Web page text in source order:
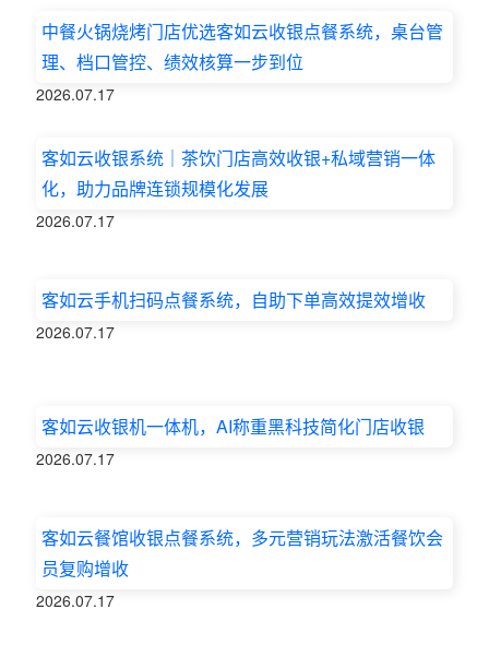
中餐火锅烧烤门店优选客如云收银点餐系统，桌台管
理、档口管控、绩效核算一步到位
2026.07.17
客如云收银系统｜茶饮门店高效收银+私域营销一体
化，助力品牌连锁规模化发展
2026.07.17
客如云手机扫码点餐系统，自助下单高效提效增收
2026.07.17
客如云收银机一体机，AI称重黑科技简化门店收银
2026.07.17
客如云餐馆收银点餐系统，多元营销玩法激活餐饮会
员复购增收
2026.07.17